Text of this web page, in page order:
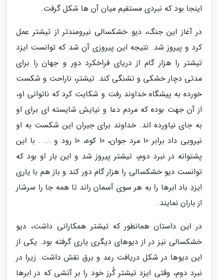
اینجا بود که نبردی مستقیم میان آن ها شکل گرفت.
در آغاز این جنگ، دیو خشکسالی نیرومندتر از تیشتر عمل
کرد و پیروز شد. نتیجه این پیروزی آن شد که توانست ایزد
تیشتر را هزار گام از دریای فراخکرد دور و جهان را برای
مدتی دچار خشکی و تشنگی کند. تیشتر، ناراحت و شکست
خورده به پیشگاه خداوند رفت و شکایت کرد که ناتوانی او،
از آن جهت بوده که مردم دعا و نیایش شایسته ای برای او
به جای نیاورده اند. خداوند برای جبران این شکست به او
نیرویی داد برابر 10 مرد جوان، 10 کوه، 10 رود و ... . با این
پشتوانه در نبرد دوم، تیشتر پیروز شد و این بار او بود که
توانست دیو خشکسالی را هزار گام دور کند و باز هم با یاری
ایزدِ باد ابرها را به هر سوی آسمان راند تا همه جا را سرشار
از باران نمایند.
در این داستان همانطور که تیشتر همکارانی داشت، دیو
خشکسالی نیز در از دیوهای دیگری یاری گرفته بود. یکی از
این دیوها در شکل دریافت رعد و برق نقش داشت. زیرا در
نبرد دوم، وقتی ایزد تیشتر گُرز خود را بر آتشی که در ابرها